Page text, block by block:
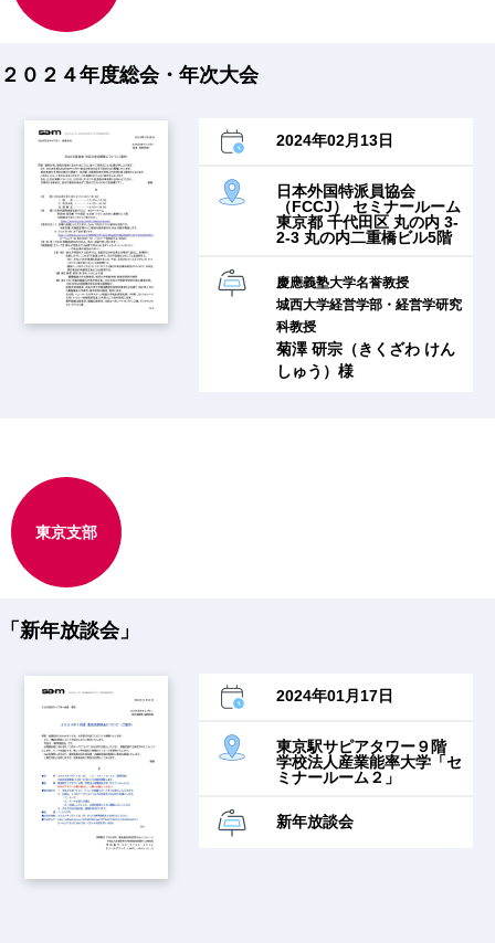
２０２４年度総会・年次大会
2024年02月13日
日本外国特派員協会
（FCCJ） セミナールーム
東京都 千代田区 丸の内 3-
2-3 丸の内二重橋ビル5階
慶應義塾大学名誉教授
城西大学経営学部・経営学研究
科教授
菊澤 研宗（きくざわ けん
しゅう）様
東京支部
「新年放談会」
2024年01月17日
東京駅サピアタワー９階
学校法人産業能率大学「セ
ミナールーム２」
新年放談会